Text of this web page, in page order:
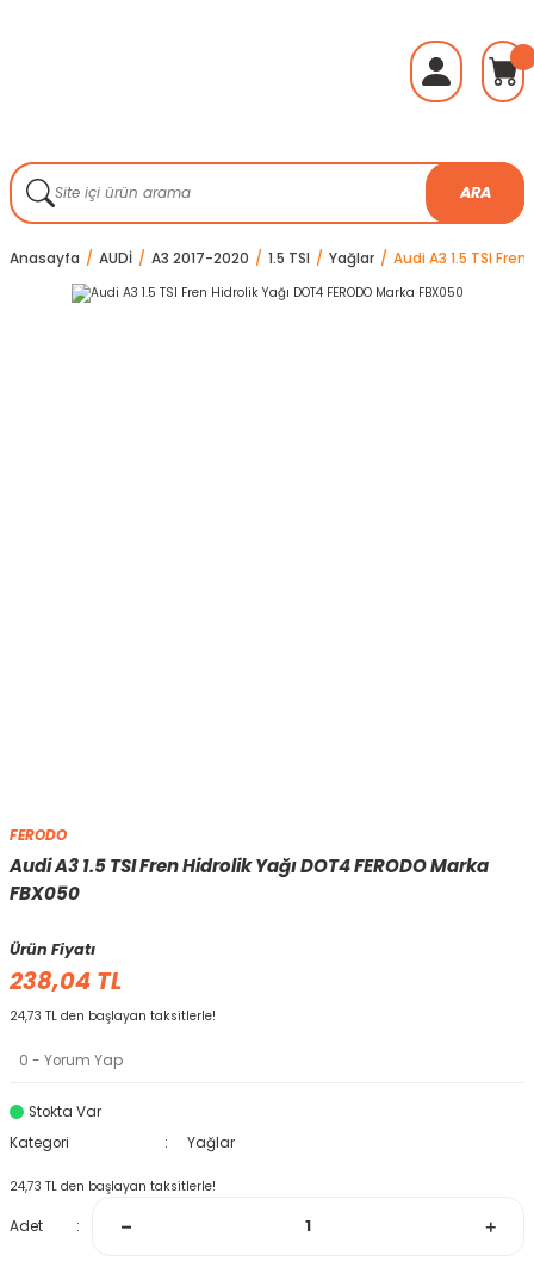
ARA
Anasayfa AUDİ A3 2017-2020 1.5 TSI Yağlar Audi A3 1.5 TSI
FERODO
Audi A3 1.5 TSI Fren Hidrolik Yağı DOT4 FERODO Marka
FBX050
Ürün Fiyatı
238,04 TL
24,73 TL den başlayan taksitlerle!
0 - Yorum Yap
Stokta Var
Kategori
Yağlar
24,73 TL den başlayan taksitlerle!
Adet